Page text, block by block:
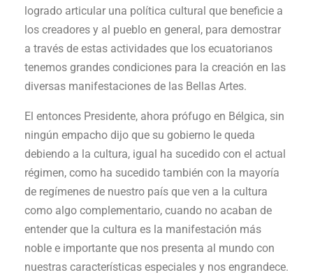
logrado articular una política cultural que beneficie a
los creadores y al pueblo en general, para demostrar
a través de estas actividades que los ecuatorianos
tenemos grandes condiciones para la creación en las
diversas manifestaciones de las Bellas Artes.
El entonces Presidente, ahora prófugo en Bélgica, sin
ningún empacho dijo que su gobierno le queda
debiendo a la cultura, igual ha sucedido con el actual
régimen, como ha sucedido también con la mayoría
de regímenes de nuestro país que ven a la cultura
como algo complementario, cuando no acaban de
entender que la cultura es la manifestación más
noble e importante que nos presenta al mundo con
nuestras características especiales y nos engrandece.